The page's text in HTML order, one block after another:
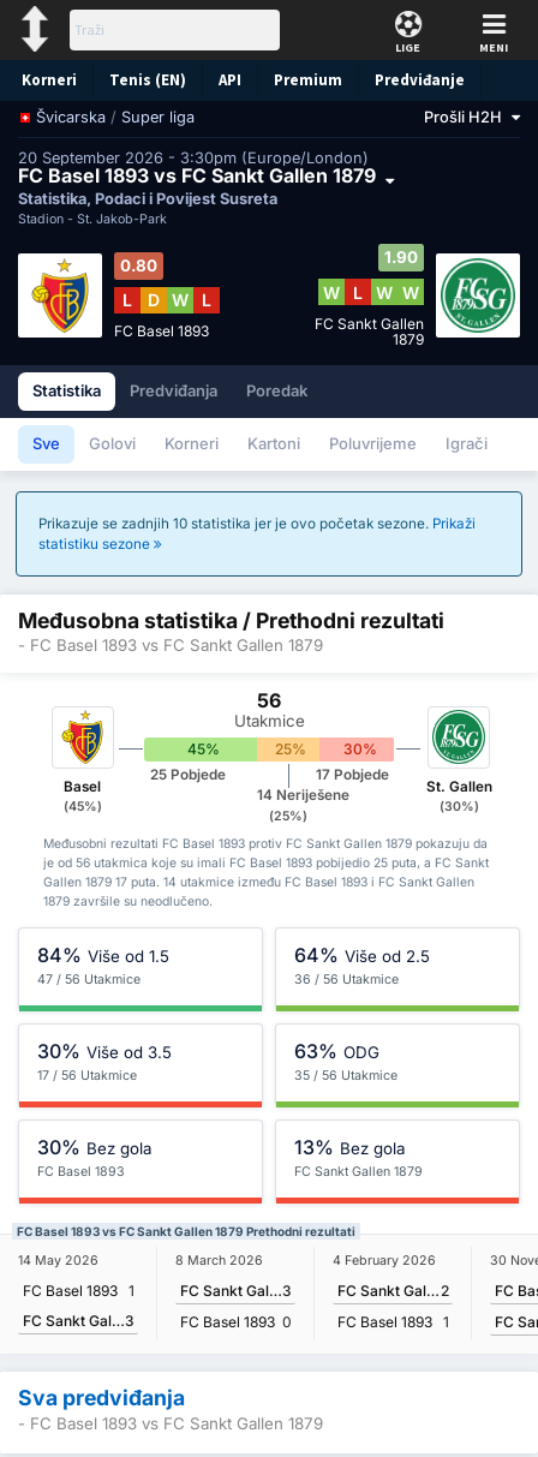
LIGE MENI
Korneri Tenis (EN) API Premium Predviđanje
Švicarska / Super liga Prošli H2H
20 September 2026 - 3:30pm (Europe/London)
FC Basel 1893 vs FC Sankt Gallen 1879
Statistika, Podaci i Povijest Susreta
Stadion - St. Jakob-Park
0.80
L D W L
FC Basel 1893
1.90
W L W W
FC Sankt Gallen
1879
Statistika Predviđanja Poredak
Sve Golovi Korneri Kartoni Poluvrijeme Igrači
Prikazuje se zadnjih 10 statistika jer je ovo početak sezone. Prikaži
statistiku sezone
Međusobna statistika / Prethodni rezultati
- FC Basel 1893 vs FC Sankt Gallen 1879
Basel
(45%)
56
Utakmice
45% 25% 30%
25 Pobjede
14 Neriješene
(25%)
17 Pobjede
St. Gallen
(30%)
Međusobni rezultati FC Basel 1893 protiv FC Sankt Gallen 1879 pokazuju da
je od 56 utakmica koje su imali FC Basel 1893 pobijedio 25 puta, a FC Sankt
Gallen 1879 17 puta. 14 utakmice između FC Basel 1893 i FC Sankt Gallen
1879 završile su neodlučeno.
84% Više od 1.5
47 / 56 Utakmice
64% Više od 2.5
36 / 56 Utakmice
30% Više od 3.5
17 / 56 Utakmice
63% ODG
35 / 56 Utakmice
30% Bez gola
FC Basel 1893
13% Bez gola
FC Sankt Gallen 1879
FC Basel 1893 vs FC Sankt Gallen 1879 Prethodni rezultati
14 May 2026
FC Basel 1893 1
FC Sankt Gallen 18793
8 March 2026
FC Sankt Gallen 18793
FC Basel 1893 0
4 February 2026
FC Sankt Gallen 18792
FC Basel 1893 1
30
FC
Sva predviđanja
- FC Basel 1893 vs FC Sankt Gallen 1879